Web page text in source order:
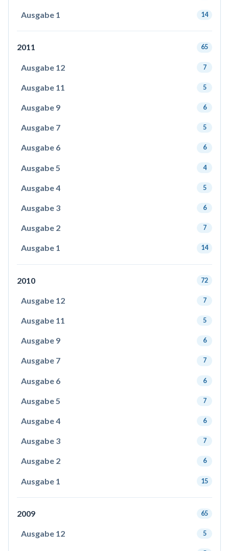
Ausgabe 1 14
2011 65
Ausgabe 12 7
Ausgabe 11 5
Ausgabe 9 6
Ausgabe 7 5
Ausgabe 6 6
Ausgabe 5 4
Ausgabe 4 5
Ausgabe 3 6
Ausgabe 2 7
Ausgabe 1 14
2010 72
Ausgabe 12 7
Ausgabe 11 5
Ausgabe 9 6
Ausgabe 7 7
Ausgabe 6 6
Ausgabe 5 7
Ausgabe 4 6
Ausgabe 3 7
Ausgabe 2 6
Ausgabe 1 15
2009 65
Ausgabe 12 5